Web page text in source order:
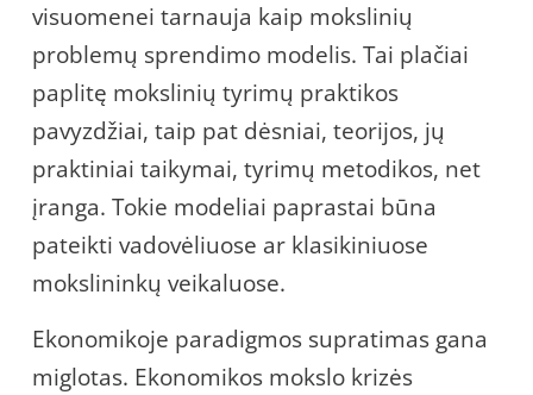
visuomenei tarnauja kaip mokslinių
problemų sprendimo modelis. Tai plačiai
paplitę mokslinių tyrimų praktikos
pavyzdžiai, taip pat dėsniai, teorijos, jų
praktiniai taikymai, tyrimų metodikos, net
įranga. Tokie modeliai paprastai būna
pateikti vadovėliuose ar klasikiniuose
mokslininkų veikaluose.
Ekonomikoje paradigmos supratimas gana
miglotas. Ekonomikos mokslo krizės